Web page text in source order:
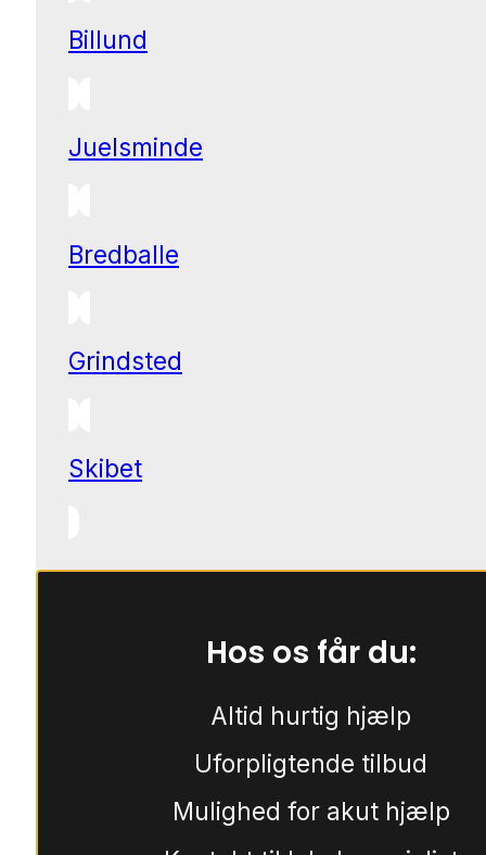
Billund
Juelsminde
Bredballe
Grindsted
Skibet
Hos os får du:
Altid hurtig hjælp
Uforpligtende tilbud
Mulighed for akut hjælp